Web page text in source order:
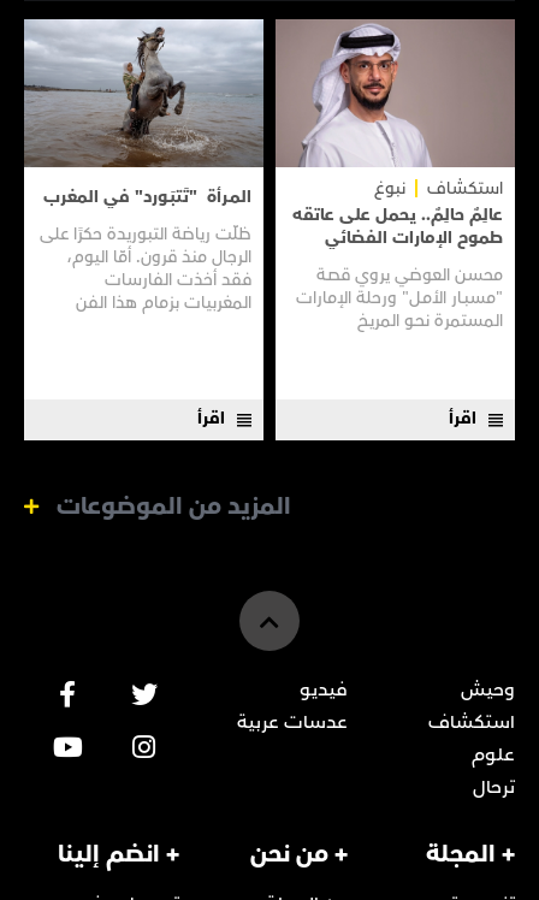
استكشاف
نبوغ
عالِمٌ حالِمٌ.. يحمل على عاتقه
طموح الإمارات الفضائي
محسن العوضي يروي قصـة
"مسبـار الأمـل" ورحلة الإمارات
المستمرة نحـو المريـخ
اقرأ
المـرأة "تَتبَـورد" في المغرب
ظلّت رياضة التبوريدة حكرًا على
الرجال منذ قرون. أمّا اليوم،
فقد أخذت الفارسات
المغربيات بزمام هذا الفن
اقرأ
المزيد من الموضوعات
وحيش
استكشاف
علوم
ترحال
فيديو
عدسات عربية
+ المجلة + من نحن + انضم إلينا